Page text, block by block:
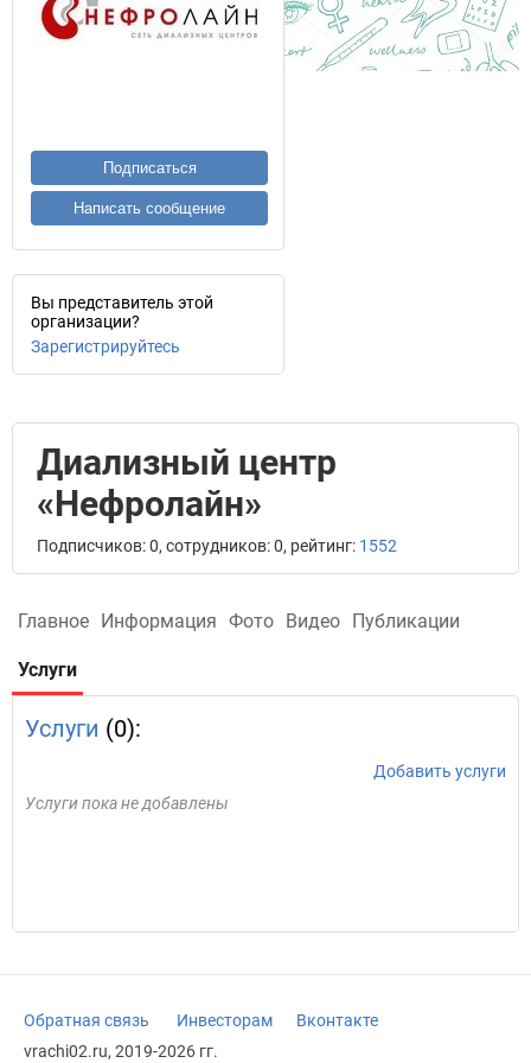
Подписаться
Написать сообщение
Вы представитель этой
организации?
Зарегистрируйтесь
Диализный центр
«Нефролайн»
Подписчиков: 0, сотрудников: 0, рейтинг: 1552
Главное Информация Фото Видео Публикации
Услуги
Услуги (0):
Добавить услуги
Услуги пока не добавлены
Обратная связь Инвесторам
Вконтакте
vrachi02.ru, 2019-2026 гг.